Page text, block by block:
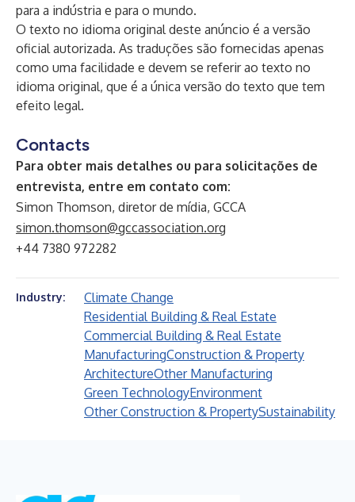
para a indústria e para o mundo.
O texto no idioma original deste anúncio é a versão
oficial autorizada. As traduções são fornecidas apenas
como uma facilidade e devem se referir ao texto no
idioma original, que é a única versão do texto que tem
efeito legal.
Contacts
Para obter mais detalhes ou para solicitações de
entrevista, entre em contato com:
Simon Thomson, diretor de mídia, GCCA
simon.thomson@gccassociation.org
+44 7380 972282
Industry:
Climate Change
Residential Building & Real Estate
Commercial Building & Real Estate
ManufacturingConstruction & Property
ArchitectureOther Manufacturing
Green TechnologyEnvironment
Other Construction & PropertySustainability